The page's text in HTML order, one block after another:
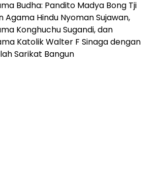
Budha: Pandito Madya Bong Tji
Agama Hindu Nyoman Sujawan,
Konghuchu Sugandi, dan
Katolik Walter F Sinaga dengan
Sarikat Bangun